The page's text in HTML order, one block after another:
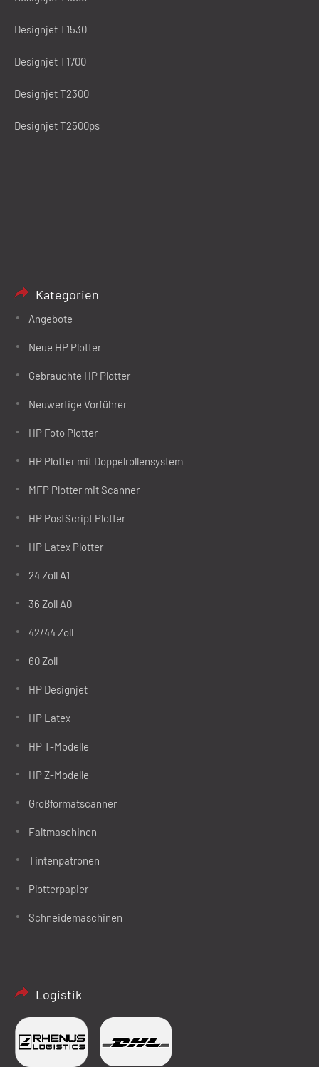
Designjet T1530
Designjet T1700
Designjet T2300
Designjet T2500ps
Kategorien
Angebote
Neue HP Plotter
Gebrauchte HP Plotter
Neuwertige Vorführer
HP Foto Plotter
HP Plotter mit Doppelrollensystem
MFP Plotter mit Scanner
HP PostScript Plotter
HP Latex Plotter
24 Zoll A1
36 Zoll A0
42/44 Zoll
60 Zoll
HP Designjet
HP Latex
HP T-Modelle
HP Z-Modelle
Großformatscanner
Faltmaschinen
Tintenpatronen
Plotterpapier
Schneidemaschinen
Logistik